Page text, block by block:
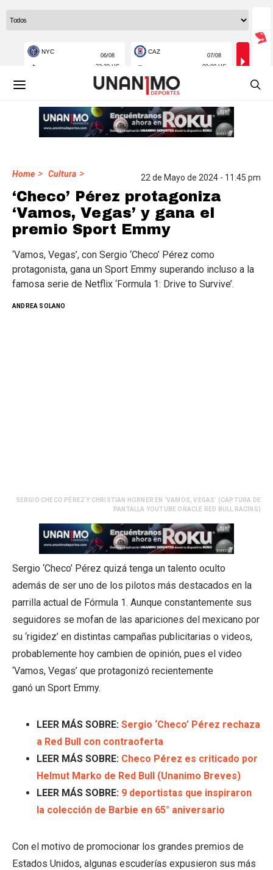
Home > Cultura > 22 de Mayo de 2024 - 11:45 pm
‘Checo’ Pérez protagoniza
‘Vamos, Vegas’ y gana el
premio Sport Emmy
‘Vamos, Vegas’, con Sergio ‘Checo’ Pérez como
protagonista, gana un Sport Emmy superando incluso a la
famosa serie de Netflix ‘Formula 1: Drive to Survive’.
ANDREA SOLANO
SERGIO CHECO PÉREZ Y CHRISTIAN HORNER EN ‘VAMOS, VEGAS’ (CAPTURA DE
PANTALLA YOUTUBE ORACLE RED BULL RACING)
Sergio ‘Checo’ Pérez quizá tenga un talento oculto
además de ser uno de los pilotos más destacados en la
parrilla actual de Fórmula 1. Aunque constantemente sus
seguidores se mofan de las apariciones del mexicano por
su ‘rigidez’ en distintas campañas publicitarias o videos,
probablemente hoy cambien de opinión, pues el video
‘Vamos, Vegas’ que protagonizó recientemente
ganó un Sport Emmy.
LEER MÁS SOBRE: Sergio ‘Checo’ Pérez rechaza
a Red Bull con contraoferta
LEER MÁS SOBRE: Checo Pérez es criticado por
Helmut Marko de Red Bull (Unanimo Breves)
LEER MÁS SOBRE: 9 deportistas que inspiraron
la colección de Barbie en 65° aniversario
Con el motivo de promocionar los grandes premios de
Estados Unidos, algunas escuderías expusieron sus más